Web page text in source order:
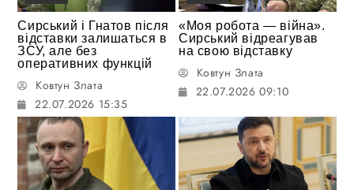
Сирський і Гнатов після
відставки залишаться в
ЗСУ, але без
оперативних функцій
Ковтун Злата
22.07.2026 15:35
«Моя робота — війна».
Сирський відреагував
на свою відставку
Ковтун Злата
22.07.2026 09:10